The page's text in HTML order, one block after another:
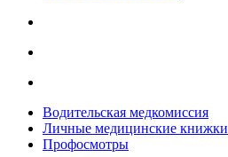
Водительская медкомиссия
Личные медицинские книжки
Профосмотры